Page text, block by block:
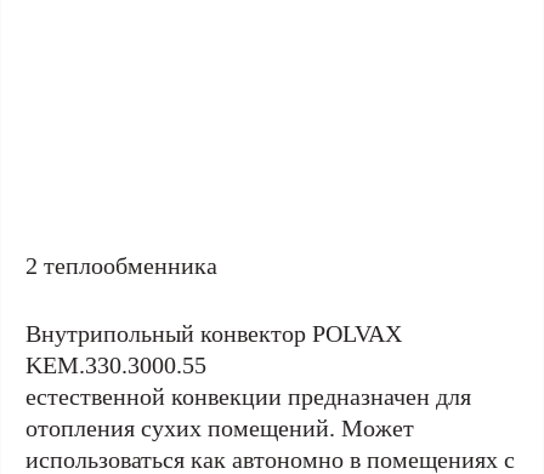
2 теплообменника
Внутрипольный конвектор POLVAX
KEM.330.3000.55
естественной конвекции предназначен для
отопления сухих помещений. Может
использоваться как автономно в помещениях с